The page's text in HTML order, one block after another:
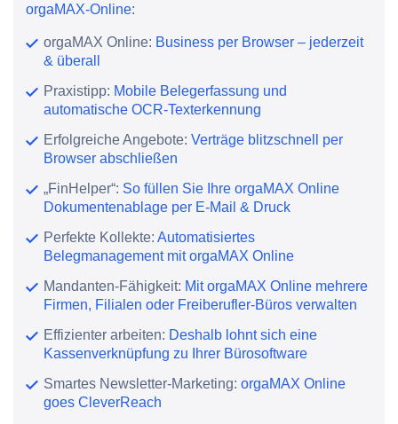
orgaMAX-Online:
orgaMAX Online: Business per Browser – jederzeit
& überall
Praxistipp: Mobile Belegerfassung und
automatische OCR-Texterkennung
Erfolgreiche Angebote: Verträge blitzschnell per
Browser abschließen
„FinHelper“: So füllen Sie Ihre orgaMAX Online
Dokumentenablage per E-Mail & Druck
Perfekte Kollekte: Automatisiertes
Belegmanagement mit orgaMAX Online
Mandanten-Fähigkeit: Mit orgaMAX Online mehrere
Firmen, Filialen oder Freiberufler-Büros verwalten
Effizienter arbeiten: Deshalb lohnt sich eine
Kassenverknüpfung zu Ihrer Bürosoftware
Smartes Newsletter-Marketing: orgaMAX Online
goes CleverReach